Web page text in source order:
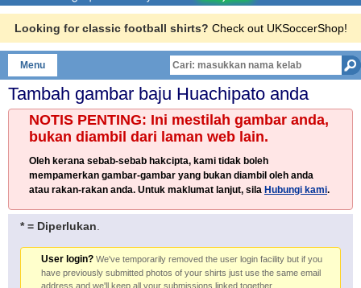
Looking for classic football shirts? Check out UKSoccerShop!
Menu
Tambah gambar baju Huachipato anda
NOTIS PENTING: Ini mestilah gambar anda,
bukan diambil dari laman web lain.
Oleh kerana sebab-sebab hakcipta, kami tidak boleh
mempamerkan gambar-gambar yang bukan diambil oleh anda
atau rakan-rakan anda. Untuk maklumat lanjut, sila Hubungi kami.
* = Diperlukan
User login? We've temporarily removed the user login facility but if you
have previously submitted photos of your shirts just use the same email
address and we'll keep all your submissions linked together.